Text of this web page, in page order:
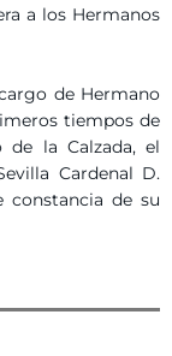
a los Hermanos
de Hermano
tiempos de
de la Calzada, el
Cardenal D.
constancia de su